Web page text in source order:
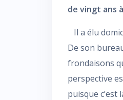
de vingt ans
Il a élu
De son
frondaisons
perspective
puisque c’est